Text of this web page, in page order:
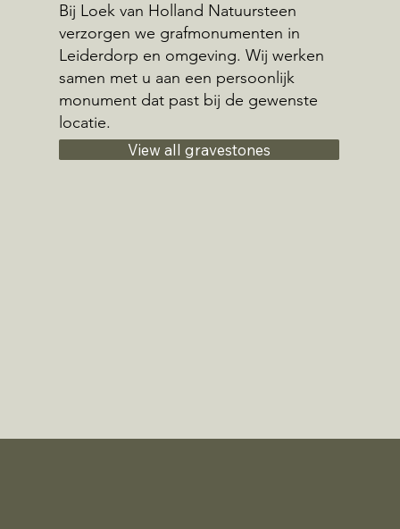
Bij Loek van Holland Natuursteen
verzorgen we grafmonumenten in
Leiderdorp en omgeving. Wij werken
samen met u aan een persoonlijk
monument dat past bij de gewenste
locatie.
View all gravestones